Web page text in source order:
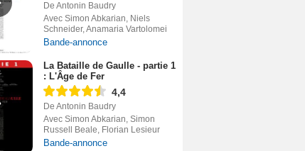
De Antonin Baudry
Avec Simon Abkarian, Niels
Schneider, Anamaria Vartolomei
Bande-annonce
La Bataille de Gaulle - partie 1
: L'Âge de Fer
4,4
De Antonin Baudry
Avec Simon Abkarian, Simon
Russell Beale, Florian Lesieur
Bande-annonce